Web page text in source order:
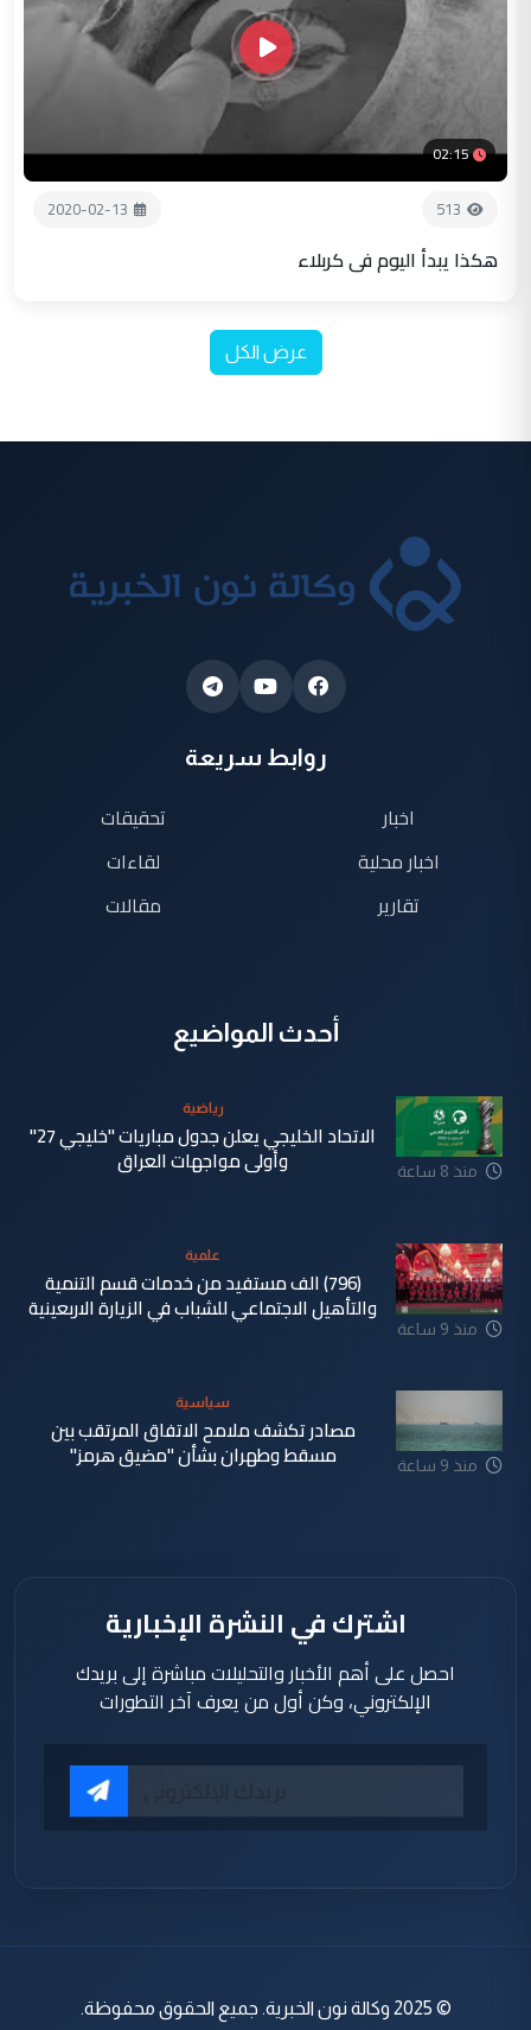
02:15
513
2020-02-13
هكذا يبدأ اليوم في كربلاء
عرض الكل
روابط سريعة
اخبار
اخبار محلية
تقارير
تحقيقات
لقاءات
مقالات
أحدث المواضيع
منذ 8 ساعة
رياضية
الاتحاد الخليجي يعلن جدول مباريات "خليجي 27"
وأولى مواجهات العراق
منذ 9 ساعة
علمية
(796) الف مستفيد من خدمات قسم التنمية
والتأهيل الاجتماعي للشباب في الزيارة الاربعينية
منذ 9 ساعة
سياسية
مصادر تكشف ملامح الاتفاق المرتقب بين
مسقط وطهران بشأن "مضيق هرمز"
اشترك في النشرة الإخبارية
احصل على أهم الأخبار والتحليلات مباشرة إلى بريدك
الإلكتروني، وكن أول من يعرف آخر التطورات
© 2025 وكالة نون الخبرية. جميع الحقوق محفوظة.